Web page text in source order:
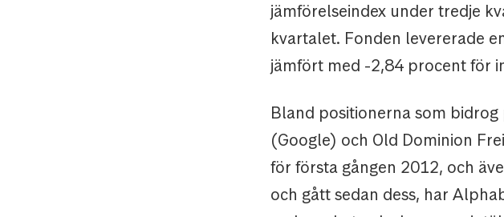
jämförelseindex under tredje
kvartalet. Fonden levererade
jämfört med -2,84 procent för
Bland positionerna som
(Google) och Old Dominion
för första gången 2012, och
och gått sedan dess, har